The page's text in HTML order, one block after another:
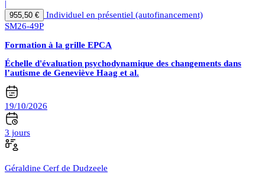
|
955,50 €
Individuel en présentiel (autofinancement)
SM26-49P
Formation à la grille EPCA
Échelle d'évaluation psychodynamique des changements dans
l’autisme de Geneviève Haag et al.
19/10/2026
3 jours
Géraldine Cerf de Dudzeele